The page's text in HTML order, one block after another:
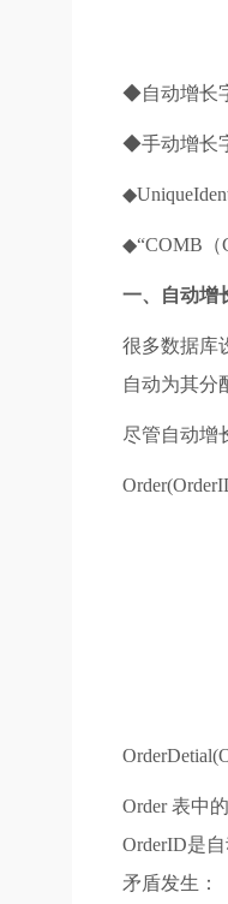
◆自动增长
◆手动增长
◆“COMB（
一、自动增
很多数据库
自动为其分
尽管自动增
Order 表中
OrderID是
矛盾发生：